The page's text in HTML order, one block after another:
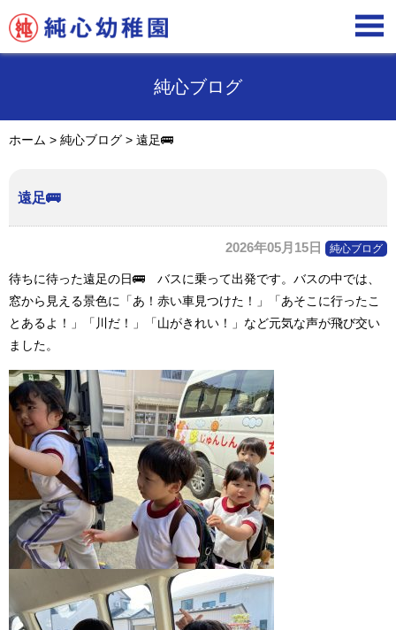

純心ブログ
ホーム > 純心ブログ > 遠足🚌
遠足🚌
2026年05月15日 純心ブログ
待ちに待った遠足の日🚌 バスに乗って出発です。バスの中では、
窓から見える景色に「あ！赤い車見つけた！」「あそこに行ったこ
とあるよ！」「川だ！」「山がきれい！」など元気な声が飛び交い
ました。